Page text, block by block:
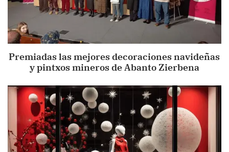
Premiadas las mejores decoraciones navideñas
y pintxos mineros de Abanto Zierbena